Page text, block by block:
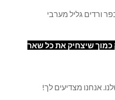
ורדים גליל מערבי
שיצחיק את כל שאר